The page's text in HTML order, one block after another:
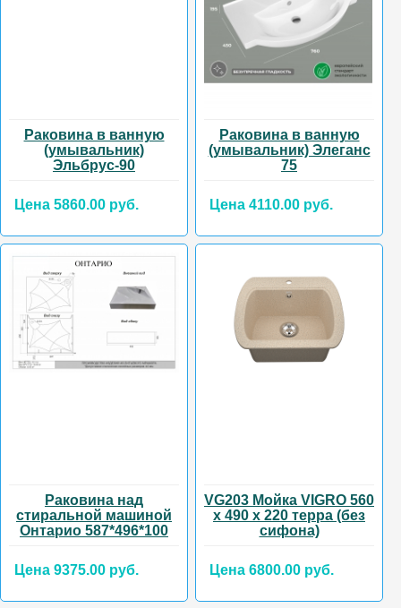
Раковина в ванную
(умывальник)
Эльбрус-90
Цена 5860.00 руб.
Раковина в ванную
(умывальник) Элеганс
75
Цена 4110.00 руб.
Раковина над
стиральной машиной
Онтарио 587*496*100
Цена 9375.00 руб.
VG203 Мойка VIGRO 560
х 490 х 220 терра (без
сифона)
Цена 6800.00 руб.